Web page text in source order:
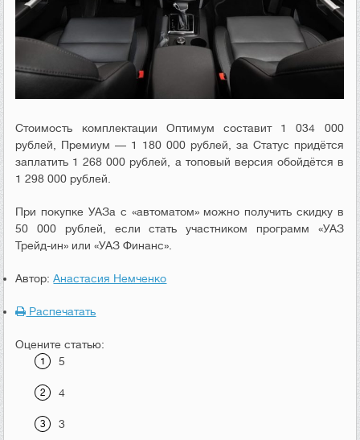
Стоимость комплектации Оптимум составит 1 034 000
рублей, Премиум — 1 180 000 рублей, за Статус придётся
заплатить 1 268 000 рублей, а топовый версия обойдётся в
1 298 000 рублей.
При покупке УАЗа с «автоматом» можно получить скидку в
50 000 рублей, если стать участником программ «УАЗ
Трейд-ин» или «УАЗ Финанс».
Автор:Анастасия Немченко
Распечатать
Оцените статью:
5
4
3